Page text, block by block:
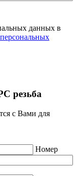
данных в
резьба
с Вами для
Номер